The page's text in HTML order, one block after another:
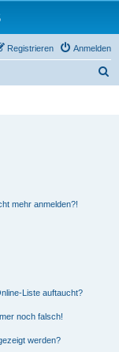
Anmelden
Registrieren
mehr anmelden?!
Liste auftaucht?
noch falsch!
werden?